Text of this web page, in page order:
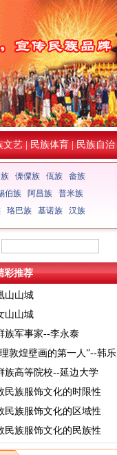
文艺 民族体育 民族自治
傈僳族 佤族
畲族
伯族 阿昌族
普米族
珞巴族 基诺族 汉族
彩推荐
山山城
山山城
族军事家--李永泰
敦煌壁画的第一人”--韩乐
族高等院校--延边大学
民族服饰文化的时限性
民族服饰文化的区域性
民族服饰文化的民族性